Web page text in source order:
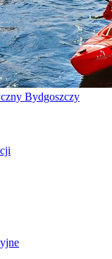
Bydgoszczy